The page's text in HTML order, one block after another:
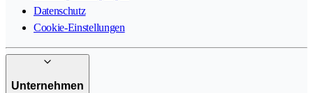
Datenschutz
Cookie-Einstellungen
Unternehmen